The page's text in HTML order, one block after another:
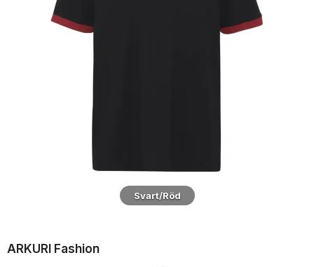
Svart/Röd
ARKURI Fashion